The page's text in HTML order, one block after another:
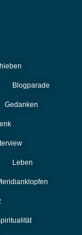
Blogparade
Gedanken
Leben